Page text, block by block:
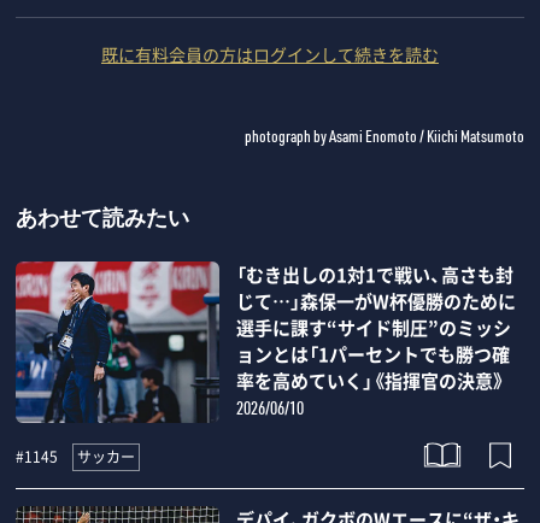
既に有料会員の方はログインして続きを読む
photograph by Asami Enomoto / Kiichi Matsumoto
あわせて読みたい
「むき出しの1対1で戦い、高さも封
じて…」森保一がW杯優勝のために
選手に課す“サイド制圧”のミッシ
ョンとは「1パーセントでも勝つ確
率を高めていく」《指揮官の決意》
2026/06/10
#1145 サッカー